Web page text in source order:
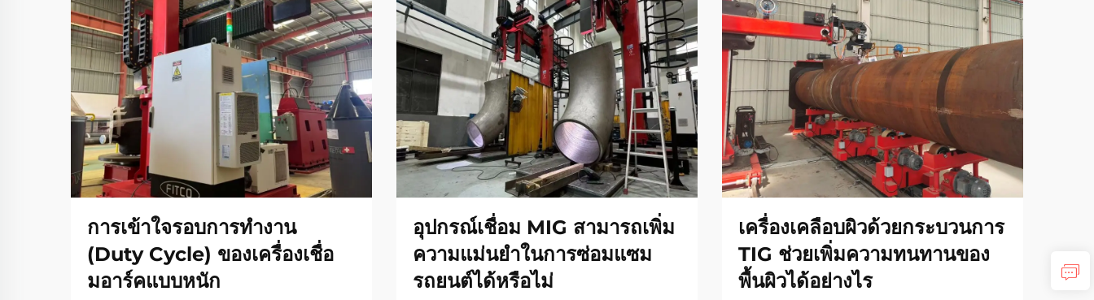
การเข้าใจรอบการทำงาน
(Duty Cycle) ของเครื่องเชื่อ
มอาร์คแบบหนัก
อุปกรณ์เชื่อม MIG สามารถเพิ่ม
ความแม่นยำในการซ่อมแซม
รถยนต์ได้หรือไม่
เครื่องเคลือบผิวด้วยกระบวนการ
TIG ช่วยเพิ่มความทนทานของ
พื้นผิวได้อย่างไร
กา